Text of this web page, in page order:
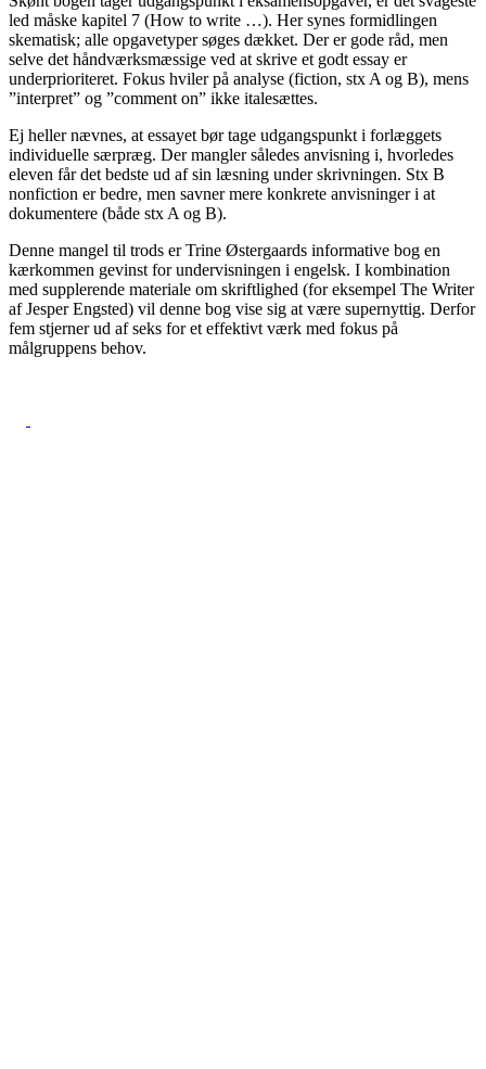
led måske kapitel 7 (How to write …). Her synes formidlingen
skematisk; alle opgavetyper søges dækket. Der er gode råd, men
selve det håndværksmæssige ved at skrive et godt essay er
underprioriteret. Fokus hviler på analyse (fiction, stx A og B), mens
”interpret” og ”comment on” ikke italesættes.
Ej heller nævnes, at essayet bør tage udgangspunkt i forlæggets
individuelle særpræg. Der mangler således anvisning i, hvorledes
eleven får det bedste ud af sin læsning under skrivningen. Stx B
nonfiction er bedre, men savner mere konkrete anvisninger i at
dokumentere (både stx A og B).
Denne mangel til trods er Trine Østergaards informative bog en
kærkommen gevinst for undervisningen i engelsk. I kombination
med supplerende materiale om skriftlighed (for eksempel The Writer
af Jesper Engsted) vil denne bog vise sig at være supernyttig. Derfor
fem stjerner ud af seks for et effektivt værk med fokus på
målgruppens behov.